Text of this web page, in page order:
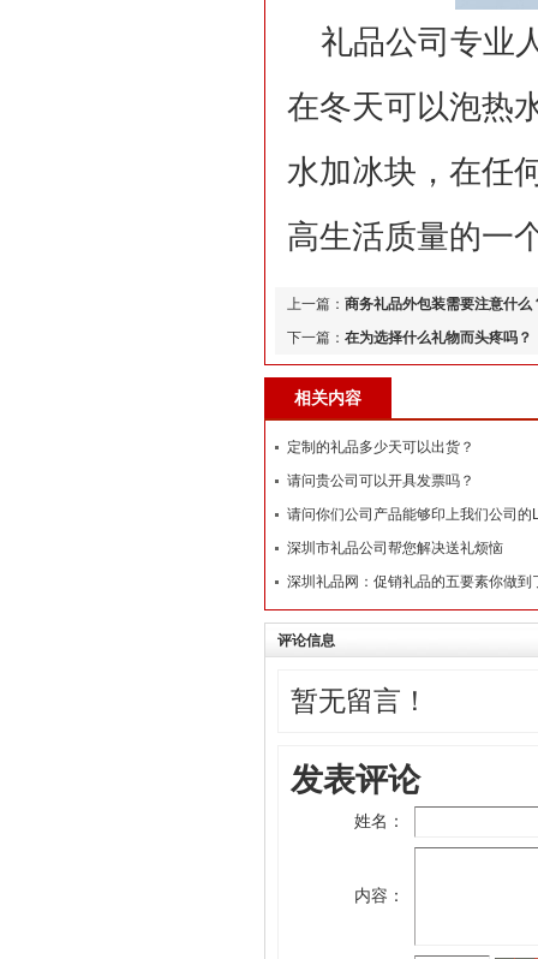
礼品公司专业
在冬天可以泡热
水加冰块，在任
高生活质量的一
上一篇： 商务礼品外包装需要注意什么
下一篇： ​在为选择什么礼物而头疼吗？
相关内容
定制的礼品多少天可以出货？
请问贵公司可以开具发票吗？
请问你们公司产品能够印上我们公司的
深圳市礼品公司帮您解决送礼烦恼
深圳礼品网：促销礼品的五要素你做到
评论信息
暂无留言！
发表评论
姓名：
内容：